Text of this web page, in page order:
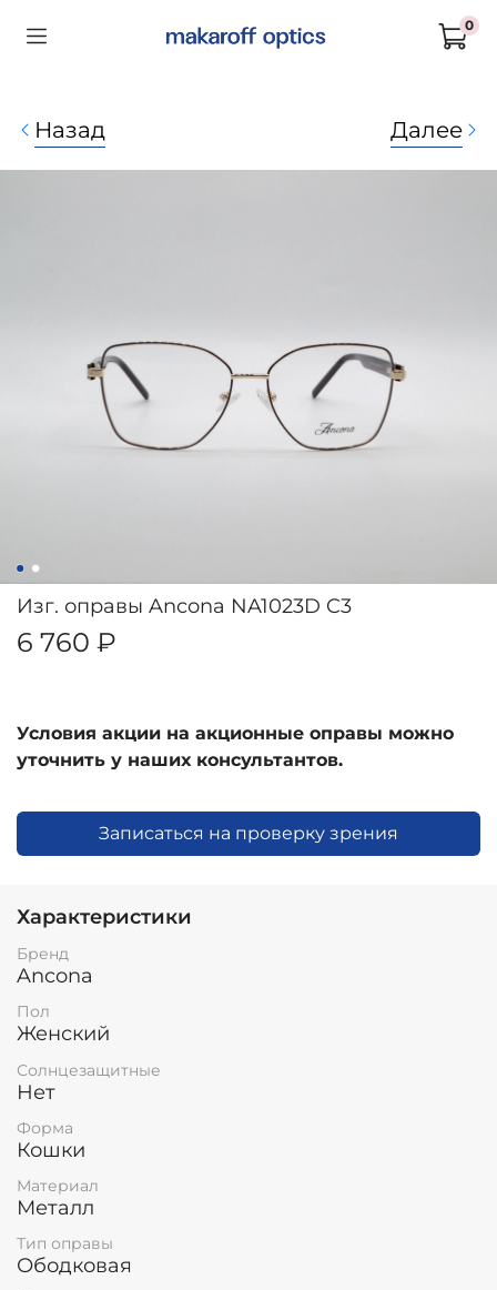
0
Назад Далее
Изг. оправы Ancona NA1023D C3
6 760 ₽
Условия акции на акционные оправы можно
уточнить у наших консультантов.
Записаться на проверку зрения
Характеристики
Бренд
Ancona
Пол
Женский
Солнцезащитные
Нет
Форма
Кошки
Материал
Металл
Тип оправы
Ободковая